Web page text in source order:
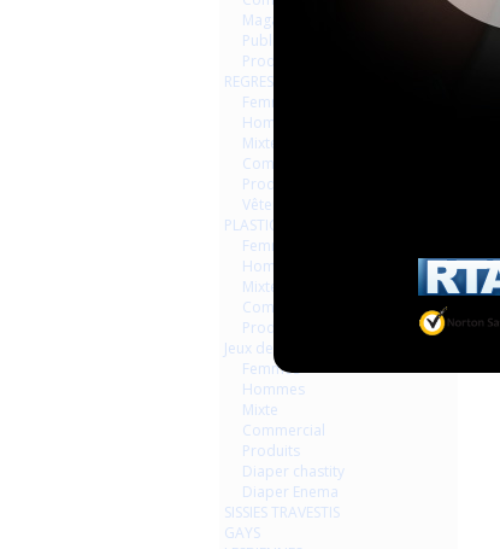
Magazines Livres
Publicités
Produits
REGRESSION AGEPLAYER
Femmes
Hommes
Mixte
Commercial
Produits
Vêtements
PLASTIQUE LATEX
Femmes
Hommes
Mixte
Commercial
Produits
Jeux de contraintes
Femmes
Hommes
Mixte
Commercial
Produits
Diaper chastity
Diaper Enema
SISSIES TRAVESTIS
GAYS